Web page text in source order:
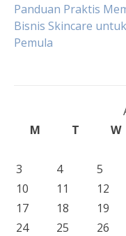
Post
navigation
Panduan Praktis
Bisnis Skincare untuk
Pemula
M
T W
3
4 5
10
11 12
17
18 19
24
25 26